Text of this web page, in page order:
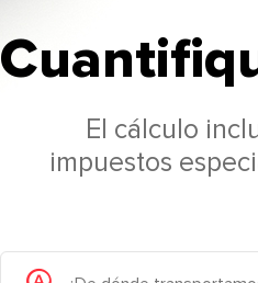
El cálculo
impuestos